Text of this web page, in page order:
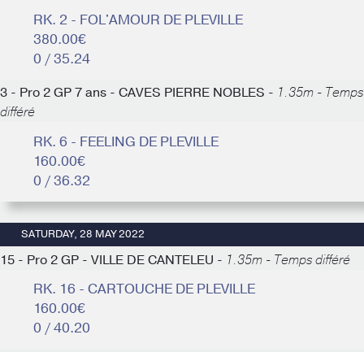
RK. 2 - FOL'AMOUR DE PLEVILLE
380.00€
0 / 35.24
3 - Pro 2 GP 7 ans - CAVES PIERRE NOBLES - 1.35m - Temps
différé
RK. 6 - FEELING DE PLEVILLE
160.00€
0 / 36.32
SATURDAY, 28 MAY 2022
15 - Pro 2 GP - VILLE DE CANTELEU - 1.35m - Temps différé
RK. 16 - CARTOUCHE DE PLEVILLE
160.00€
0 / 40.20